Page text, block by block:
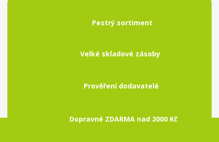
Pestrý sortiment
Velké skladové zásoby
Prověření dodavatelé
Dopravné ZDARMA nad 2000 Kč